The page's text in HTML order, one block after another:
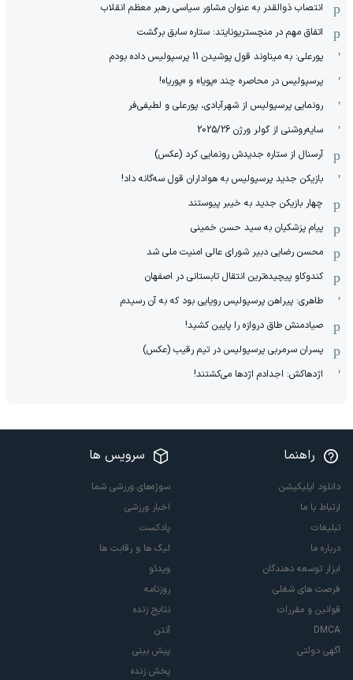
انتصاب ذوالقدر به عنوان مشاور سیاسی رهبر معظم انقلاب
اتفاق مهم در منچستریونایتد: ستاره سابق برگشت
پورعلی: به میناوند قول پوشیدن 11 پرسپولیس داده بودم
پرسپولیس در محاصره چند «پویا» و «پوریا»!
رونمایی پرسپولیس از شهرآبادی، پورعلی و لطیفی‌فر
سایه‌روشنی از گولر ورژن 2025/26
آرسنال از ستاره جدیدش رونمایی کرد (عکس)
بازیکن جدید پرسپولیس به هواداران قول سه‌گانه داد!
چهار بازیکن جدید به خیبر پیوستند
پیام پزشکیان به سید حسن خمینی
محسن رضایی دبیر شورای عالی امنیت ملی شد
کندوکاو پیچیده‌ترین انتقال تابستانی در اصفهان
طاهری: پیراهن پرسپولیس رویایی بود که به آن رسیدم
صیادمنش طاق دروازه را پایین کشید!
پسران سرمربی پرسپولیس در تیم رقیب (عکس)
اژدهاکش: اجدادم اژدها می‌کشتند!
راهنما
دانلود اپلیکیشن
ارتباط با ما
تبلیغات
درباره ما
ابزار توسعه دهندگان
فرصت های شغلی
قوانین و مقررات
DMCA
آگهی دولتی
سرویس ها
سوژه‌های ورزشی شما
اخبار ورزشی
پادکست
لیگ ها و رقابت ها
ویدئو
روزنامه
نتایج زنده
آنتن
پیش بینی
پخش زنده